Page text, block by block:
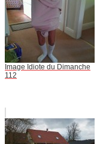
Image Idiote du Dimanche
112